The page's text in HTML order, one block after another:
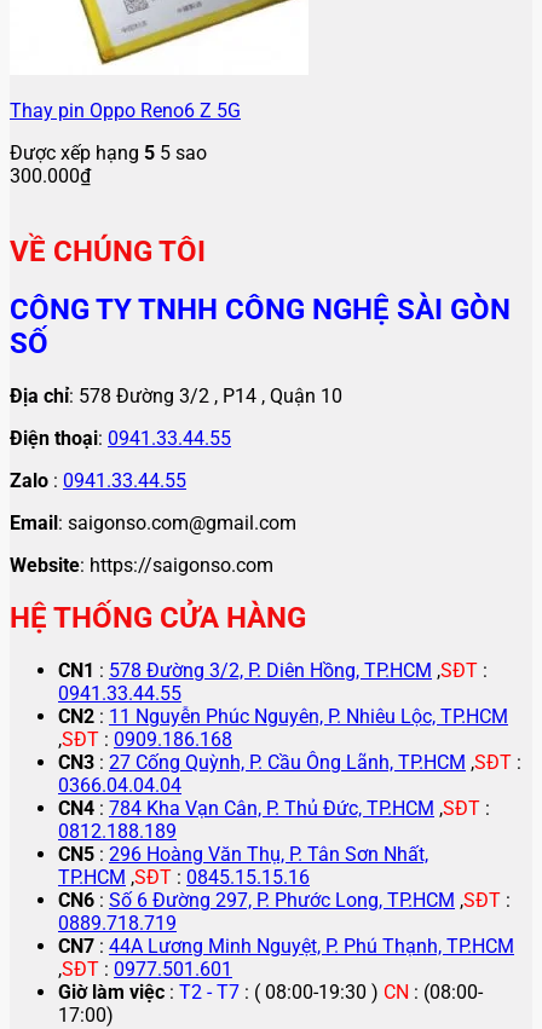
Thay pin Oppo Reno6 Z 5G
Được xếp hạng 5 5 sao
300.000₫
VỀ CHÚNG TÔI
CÔNG TY TNHH CÔNG NGHỆ SÀI GÒN
SỐ
Địa chỉ: 578 Đường 3/2 , P14 , Quận 10
Điện thoại: 0941.33.44.55
Zalo : 0941.33.44.55
Email : saigonso.com@gmail.com
Website: https://saigonso.com
HỆ THỐNG CỬA HÀNG
CN1 : 578 Đường 3/2, P. Diên Hồng, TP.HCM ,SĐT :
0941.33.44.55
CN2 : 11 Nguyễn Phúc Nguyên, P. Nhiêu Lộc, TP.HCM
,SĐT : 0909.186.168
CN3 : 27 Cống Quỳnh, P. Cầu Ông Lãnh, TP.HCM ,SĐT :
0366.04.04.04
CN4 : 784 Kha Vạn Cân, P. Thủ Đức, TP.HCM ,SĐT :
0812.188.189
CN5 : 296 Hoàng Văn Thụ, P. Tân Sơn Nhất,
TP.HCM ,SĐT : 0845.15.15.16
CN6 : Số 6 Đường 297, P. Phước Long, TP.HCM ,SĐT :
0889.718.719
CN7 : 44A Lương Minh Nguyệt, P. Phú Thạnh, TP.HCM
,SĐT : 0977.501.601
Giờ làm việc : T2 - T7 : ( 08:00-19:30 ) CN : (08:00-
17:00)